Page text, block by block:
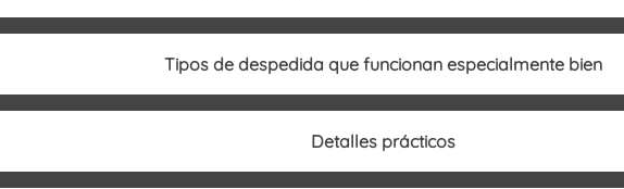
Tipos de despedida que funcionan especialmente bien
Detalles prácticos